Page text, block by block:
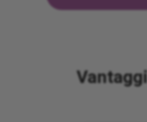
Vantaggi